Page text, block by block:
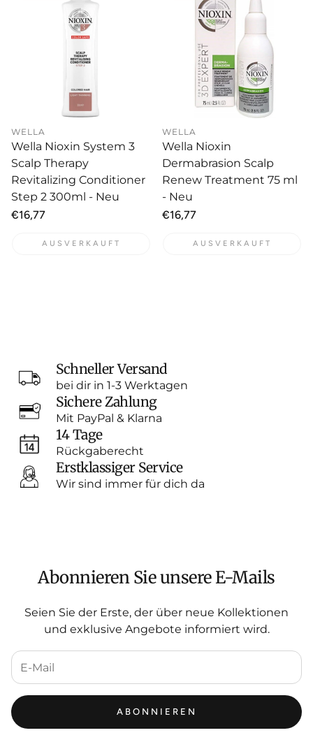
WELLA
Wella Nioxin System 3
Scalp Therapy
Revitalizing Conditioner
Step 2 300ml - Neu
Normaler
€16,77
AUSVERKAUFT
WELLA
Wella Nioxin
Dermabrasion Scalp
Renew Treatment 75 ml
- Neu
Normaler
€16,77
AUSVERKAUFT
Schneller Versand
bei dir in 1-3 Werktagen
Sichere Zahlung
Mit PayPal & Klarna
14 Tage
Rückgaberecht
Erstklassiger Service
Wir sind immer für dich da
Abonnieren Sie unsere E-Mails
Seien Sie der Erste, der über neue Kollektionen
und exklusive Angebote informiert wird.
ABONNIEREN